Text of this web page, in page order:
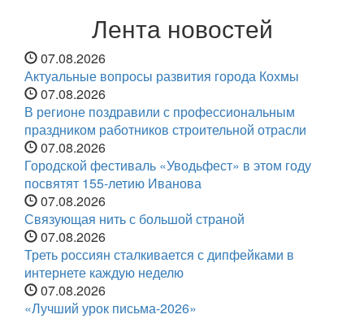
Лента новостей
07.08.2026
Актуальные вопросы развития города Кохмы
07.08.2026
В регионе поздравили с профессиональным
праздником работников строительной отрасли
07.08.2026
Городской фестиваль «Уводьфест» в этом году
посвятят 155-летию Иванова
07.08.2026
Связующая нить с большой страной
07.08.2026
Треть россиян сталкивается с дипфейками в
интернете каждую неделю
07.08.2026
«Лучший урок письма-2026»